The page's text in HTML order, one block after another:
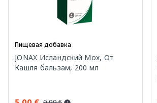
Пищевая добавка
JONAX Исландский Мох, От
Кашля бальзам, 200 мл